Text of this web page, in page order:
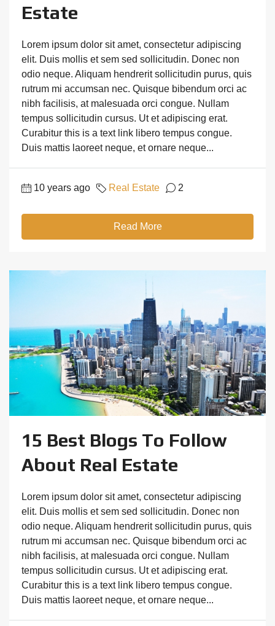
Estate
Lorem ipsum dolor sit amet, consectetur adipiscing
elit. Duis mollis et sem sed sollicitudin. Donec non
odio neque. Aliquam hendrerit sollicitudin purus, quis
rutrum mi accumsan nec. Quisque bibendum orci ac
nibh facilisis, at malesuada orci congue. Nullam
tempus sollicitudin cursus. Ut et adipiscing erat.
Curabitur this is a text link libero tempus congue.
Duis mattis laoreet neque, et ornare neque...
10 years ago Real Estate 2
Read More
15 Best Blogs To Follow
About Real Estate
Lorem ipsum dolor sit amet, consectetur adipiscing
elit. Duis mollis et sem sed sollicitudin. Donec non
odio neque. Aliquam hendrerit sollicitudin purus, quis
rutrum mi accumsan nec. Quisque bibendum orci ac
nibh facilisis, at malesuada orci congue. Nullam
tempus sollicitudin cursus. Ut et adipiscing erat.
Curabitur this is a text link libero tempus congue.
Duis mattis laoreet neque, et ornare neque...